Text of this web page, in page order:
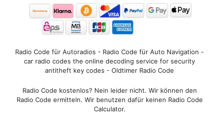
Radio Code für Autoradios - Radio Code für Auto Navigation -
car radio codes the online decoding service for security
antitheft key codes - Oldtimer Radio Code
Radio Code kostenlos? Nein leider nicht. Wir können den
Radio Code ermitteln. Wir benutzen dafür keinen Radio Code
Calculator.